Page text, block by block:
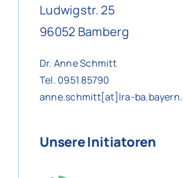
Ludwigstr. 25
96052 Bamberg
Dr. Anne Schmitt
Tel. 0951 85790
anne.schmitt[at]lra-
Unsere Initiatoren